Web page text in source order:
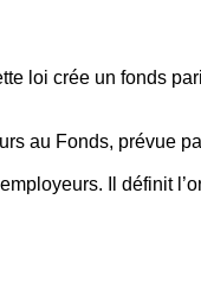
loi crée un fonds
au Fonds, prévue
Il définit